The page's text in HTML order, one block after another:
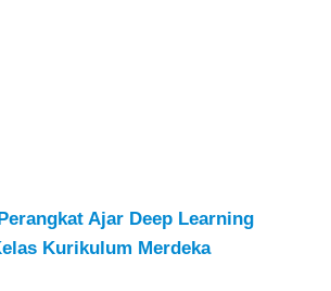
Ajar Deep Learning
Kurikulum Merdeka